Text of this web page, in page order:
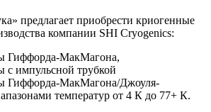
предлагает приобрести криогенные
компании SHI Cryogenics:
Гиффорда-МакМагона,
с импульсной трубкой
Гиффорда-МакМагона/Джоуля-
температур от 4 К до 77+ К.